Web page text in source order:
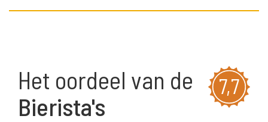
7,7
Het oordeel van de
Bierista's